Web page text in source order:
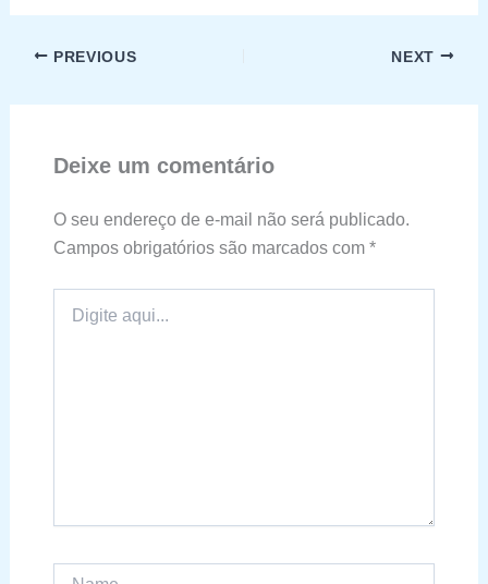
PREVIOUS NEXT
Deixe um comentário
O seu endereço de e-mail não será publicado.
Campos obrigatórios são marcados com *
aqui...
Name